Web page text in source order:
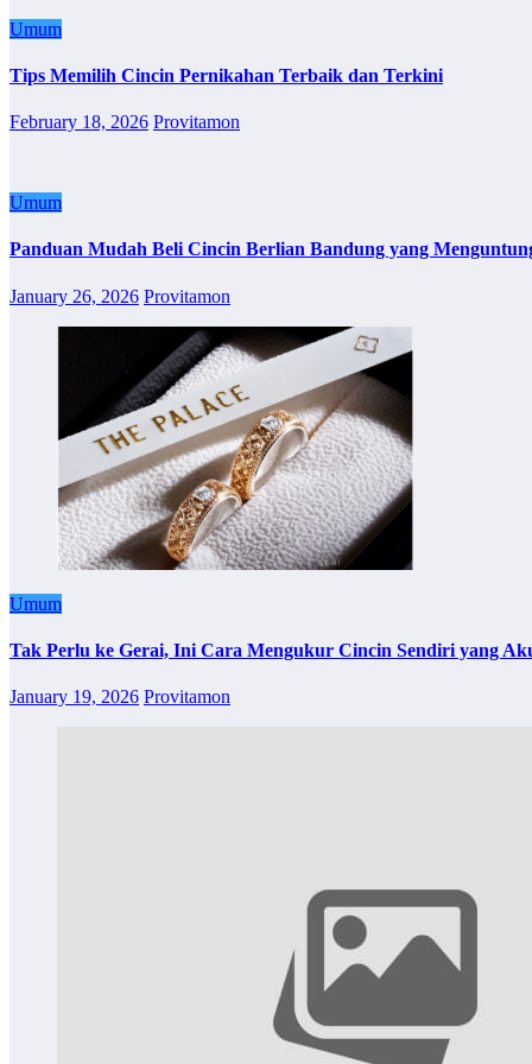
Umum
Tips Memilih Cincin Pernikahan Terbaik dan Terkini
February 18, 2026 Provitamon
Umum
Panduan Mudah Beli Cincin Berlian Bandung yang
January 26, 2026 Provitamon
Umum
Tak Perlu ke Gerai, Ini Cara Mengukur Cincin Sendiri yang
January 19, 2026 Provitamon